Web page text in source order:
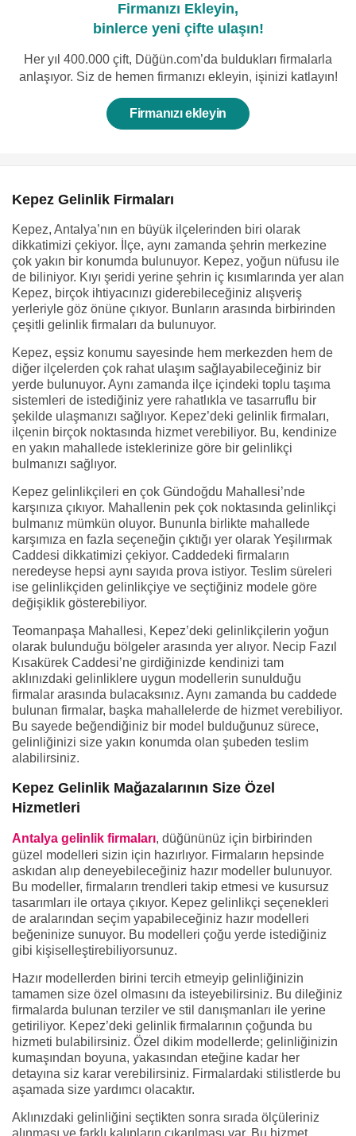
Firmanızı Ekleyin,
binlerce yeni çifte ulaşın!
Her yıl 400.000 çift, Düğün.com’da buldukları firmalarla
anlaşıyor. Siz de hemen firmanızı ekleyin, işinizi katlayın!
Firmanızı ekleyin
Kepez Gelinlik Firmaları
Kepez, Antalya’nın en büyük ilçelerinden biri olarak
dikkatimizi çekiyor. İlçe, aynı zamanda şehrin merkezine
çok yakın bir konumda bulunuyor. Kepez, yoğun nüfusu ile
de biliniyor. Kıyı şeridi yerine şehrin iç kısımlarında yer alan
Kepez, birçok ihtiyacınızı giderebileceğiniz alışveriş
yerleriyle göz önüne çıkıyor. Bunların arasında birbirinden
çeşitli gelinlik firmaları da bulunuyor.
Kepez, eşsiz konumu sayesinde hem merkezden hem de
diğer ilçelerden çok rahat ulaşım sağlayabileceğiniz bir
yerde bulunuyor. Aynı zamanda ilçe içindeki toplu taşıma
sistemleri de istediğiniz yere rahatlıkla ve tasarruflu bir
şekilde ulaşmanızı sağlıyor. Kepez’deki gelinlik firmaları,
ilçenin birçok noktasında hizmet verebiliyor. Bu, kendinize
en yakın mahallede isteklerinize göre bir gelinlikçi
bulmanızı sağlıyor.
Kepez gelinlikçileri en çok Gündoğdu Mahallesi’nde
karşınıza çıkıyor. Mahallenin pek çok noktasında gelinlikçi
bulmanız mümkün oluyor. Bununla birlikte mahallede
karşımıza en fazla seçeneğin çıktığı yer olarak Yeşilırmak
Caddesi dikkatimizi çekiyor. Caddedeki firmaların
neredeyse hepsi aynı sayıda prova istiyor. Teslim süreleri
ise gelinlikçiden gelinlikçiye ve seçtiğiniz modele göre
değişiklik gösterebiliyor.
Teomanpaşa Mahallesi, Kepez’deki gelinlikçilerin yoğun
olarak bulunduğu bölgeler arasında yer alıyor. Necip Fazıl
Kısakürek Caddesi’ne girdiğinizde kendinizi tam
aklınızdaki gelinliklere uygun modellerin sunulduğu
firmalar arasında bulacaksınız. Aynı zamanda bu caddede
bulunan firmalar, başka mahallelerde de hizmet verebiliyor.
Bu sayede beğendiğiniz bir model bulduğunuz sürece,
gelinliğinizi size yakın konumda olan şubeden teslim
alabilirsiniz.
Kepez Gelinlik Mağazalarının Size Özel
Hizmetleri
Antalya gelinlik firmaları, düğününüz için birbirinden
güzel modelleri sizin için hazırlıyor. Firmaların hepsinde
askıdan alıp deneyebileceğiniz hazır modeller bulunuyor.
Bu modeller, firmaların trendleri takip etmesi ve kusursuz
tasarımları ile ortaya çıkıyor. Kepez gelinlikçi seçenekleri
de aralarından seçim yapabileceğiniz hazır modelleri
beğeninize sunuyor. Bu modelleri çoğu yerde istediğiniz
gibi kişiselleştirebiliyorsunuz.
Hazır modellerden birini tercih etmeyip gelinliğinizin
tamamen size özel olmasını da isteyebilirsiniz. Bu dileğiniz
firmalarda bulunan terziler ve stil danışmanları ile yerine
getiriliyor. Kepez’deki gelinlik firmalarının çoğunda bu
hizmeti bulabilirsiniz. Özel dikim modellerde; gelinliğinizin
kumaşından boyuna, yakasından eteğine kadar her
detayına siz karar verebilirsiniz. Firmalardaki stilistlerde bu
aşamada size yardımcı olacaktır.
Aklınızdaki gelinliğini seçtikten sonra sırada ölçüleriniz
alınması ve farklı kalıpların çıkarılması var. Bu hizmet,